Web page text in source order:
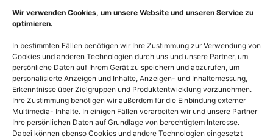
Wir verwenden Cookies, um unsere Website und unseren Service zu
optimieren.
In bestimmten Fällen benötigen wir Ihre Zustimmung zur Verwendung von
Cookies und anderen Technologien durch uns und unsere Partner, um
persönliche Daten auf Ihrem Gerät zu speichern und abzurufen, um
personalisierte Anzeigen und Inhalte, Anzeigen- und Inhaltemessung,
Erkenntnisse über Zielgruppen und Produktentwicklung vorzunehmen.
Ihre Zustimmung benötigen wir außerdem für die Einbindung externer
Multimedia- Inhalte. In einigen Fällen verarbeiten wir und unsere Partner
Ihre persönlichen Daten auf Grundlage von berechtigtem Interesse.
Dabei können ebenso Cookies und andere Technologien eingesetzt